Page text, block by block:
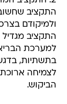
התקציב
ולמיקודם
התקציב
למערכת
בתשתיות,
לצמיחה ארוכת
הביקוש.